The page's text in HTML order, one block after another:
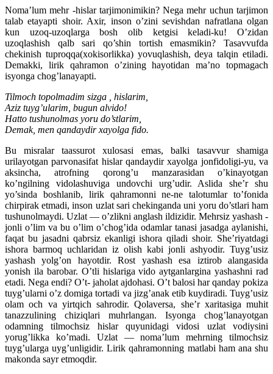
Noma’lum mehr -hislar tarjimonimikin? Nega mehr uchun tarjimon
talab etayapti shoir. Axir, inson o’zini sevishdan nafratlana olgan
kun uzoq-uzoqlarga bosh olib ketgisi keladi-ku! O’zidan
uzoqlashish qalb sari qo’shin tortish emasmikin? Tasavvufda
chekinish tuproqqa(xokisorlikka) yovuqlashish, deya talqin etiladi.
Demakki, lirik qahramon o’zining hayotidan ma’no topmagach
isyonga chog’lanayapti.
Tilmoch topolmadim sizga , hislarim,
Aziz tuyg’ularim, bugun alvido!
Hatto tushunolmas yoru do’stlarim,
Demak, men qandaydir xayolga fido.
Bu misralar taassurot xulosasi emas, balki tasavvur shamiga
urilayotgan parvonasifat hislar qandaydir xayolga jonfidoligi-yu, va
aksincha, atrofning qorong’u manzarasidan o’kinayotgan
ko’ngilning vidolashuviga undovchi urg’udir. Aslida she’r shu
yo’sinda boshlanib, lirik qahramonni ne-ne talotumlar to’fonida
chirpirak etmadi, inson uzlat sari chekinganda uni yoru do’stlari ham
tushunolmaydi. Uzlat — o’zlikni anglash ildizidir. Mehrsiz yashash -
jonli o’lim va bu o’lim o’chog’ida odamlar tanasi jasadga aylanishi,
faqat bu jasadni qabrsiz ekanligi ishora qiladi shoir. She’riyatdagi
ishora barmoq uchlaridan iz olish kabi jonli ashyodir. Tuyg’usiz
yashash yolg’on hayotdir. Rost yashash esa iztirob alangasida
yonish ila barobar. O’tli hislariga vido aytganlargina yashashni rad
etadi. Nega endi? O’t- jaholat ajdohasi. O’t balosi har qanday pokiza
tuyg’ularni o’z domiga tortadi va jizg’anak etib kuydiradi. Tuyg’usiz
olam och va yirtqich sahrodir. Qolaversa, she’r xaritasiga muhit
tanazzulining chiziqlari muhrlangan. Isyonga chog’lanayotgan
odamning tilmochsiz hislar quyunidagi vidosi uzlat vodiysini
yorug’likka ko’madi. Uzlat — noma’lum mehrning tilmochsiz
tuyg’ularga uyg’unligidir. Lirik qahramonning matlabi ham ana shu
makonda sayr etmoqdir.